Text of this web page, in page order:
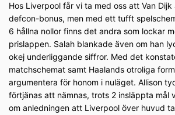
Hos Liverpool får vi ta med oss att Van
defcon-bonus, men med ett tufft
6 hållna nollor finns det andra som lockar
prislappen. Salah blankade även om han
okej underliggande siffror. Med det
matchschemat samt Haalands otroliga
argumentera för honom i nuläget. Allison
förtjänas att nämnas, trots 2 insläppta mål
om anledningen att Liverpool över huvud